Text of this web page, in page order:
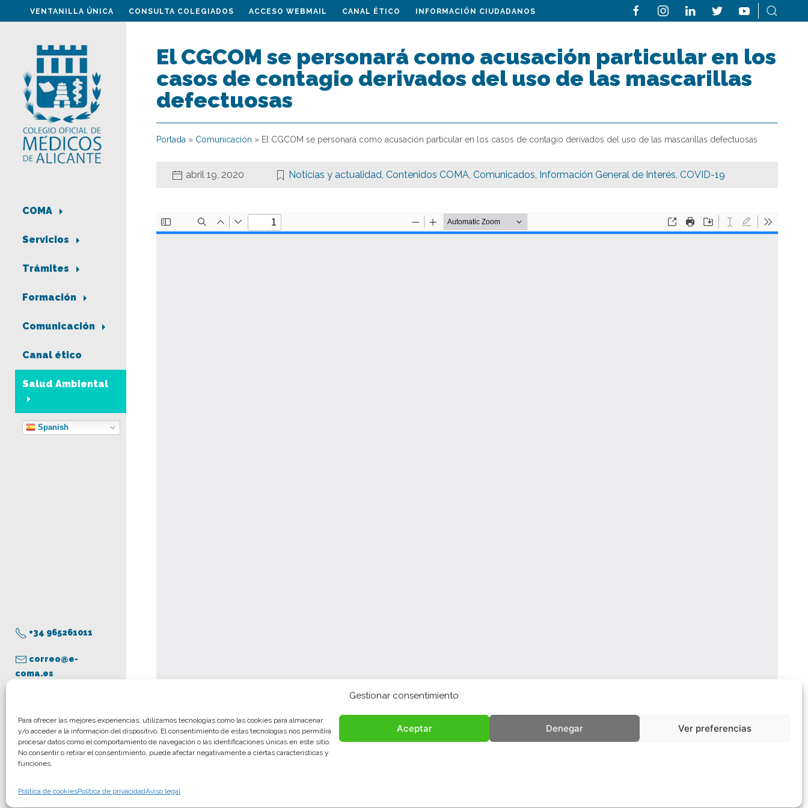
Gestionar consentimiento
Para ofrecer las mejores experiencias, utilizamos tecnologías como las cookies para almacenar
y/o acceder a la información del dispositivo. El consentimiento de estas tecnologías nos permitirá
procesar datos como el comportamiento de navegación o las identificaciones únicas en este sitio.
No consentir o retirar el consentimiento, puede afectar negativamente a ciertas características y
funciones.
Aceptar Denegar Ver preferencias
Política de cookiesPolítica de privacidadAviso legal
VENTANILLA ÚNICA CONSULTA COLEGIADOS ACCESO WEBMAIL CANAL ÉTICO INFORMACIÓN CIUDADANOS
COMA
Servicios
Trámites
Formación
Comunicación
Canal ético
Salud Ambiental
Spanish
+34 965261011
correo@e-
coma.es
Aviso legal
Política de privacidad
Política de cookies
reservados
El CGCOM se personará como acusación particular en los
casos de contagio derivados del uso de las mascarillas
defectuosas
Portada » Comunicación » El CGCOM se personará como acusación particular en los casos de contagio derivados del uso de las mascarillas defectuosas
abril 19, 2020 Noticias y actualidad, Contenidos COMA, Comunicados, Información General de Interés, COVID-19